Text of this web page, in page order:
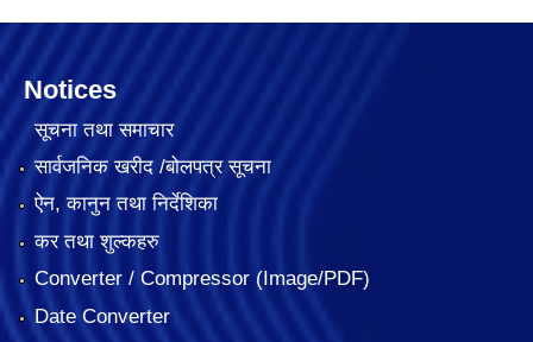
Notices
सूचना तथा समाचार
सार्वजनिक खरीद /बोलपत्र सूचना
ऐन, कानुन तथा निर्देशिका
कर तथा शुल्कहरु
Converter / Compressor (Image/PDF)
Date Converter